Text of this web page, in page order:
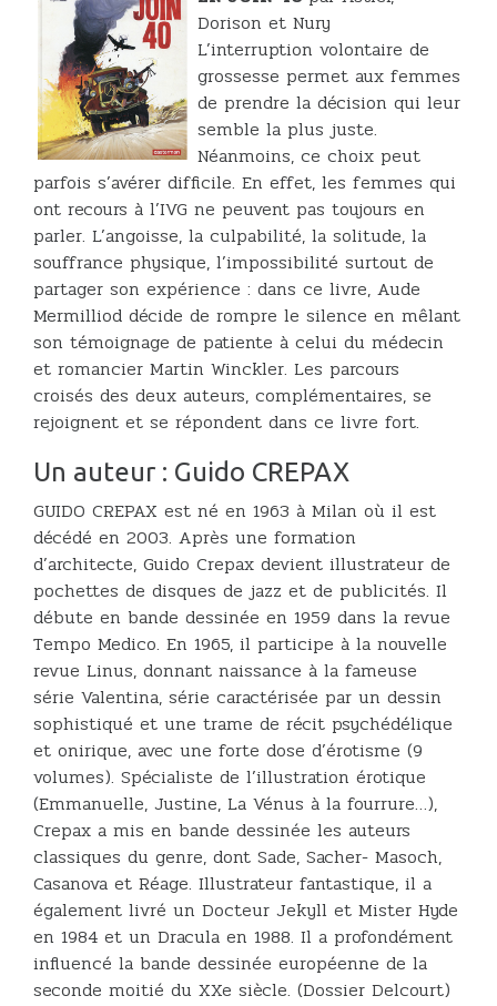
Dorison et Nury
L’interruption volontaire de
grossesse permet aux femmes
de prendre la décision qui leur
semble la plus juste.
Néanmoins, ce choix peut
parfois s’avérer difficile. En effet, les femmes qui
ont recours à l’IVG ne peuvent pas toujours en
parler. L’angoisse, la culpabilité, la solitude, la
souffrance physique, l’impossibilité surtout de
partager son expérience : dans ce livre, Aude
Mermilliod décide de rompre le silence en mêlant
son témoignage de patiente à celui du médecin
et romancier Martin Winckler. Les parcours
croisés des deux auteurs, complémentaires, se
rejoignent et se répondent dans ce livre fort.
Un auteur : Guido CREPAX
GUIDO CREPAX est né en 1963 à Milan où il est
décédé en 2003. Après une formation
d’architecte, Guido Crepax devient illustrateur de
pochettes de disques de jazz et de publicités. Il
débute en bande dessinée en 1959 dans la revue
Tempo Medico. En 1965, il participe à la nouvelle
revue Linus, donnant naissance à la fameuse
série Valentina, série caractérisée par un dessin
sophistiqué et une trame de récit psychédélique
et onirique, avec une forte dose d’érotisme (9
volumes). Spécialiste de l’illustration érotique
(Emmanuelle, Justine, La Vénus à la fourrure…),
Crepax a mis en bande dessinée les auteurs
classiques du genre, dont Sade, Sacher- Masoch,
Casanova et Réage. Illustrateur fantastique, il a
également livré un Docteur Jekyll et Mister Hyde
en 1984 et un Dracula en 1988. Il a profondément
influencé la bande dessinée européenne de la
seconde moitié du XXe siècle. (Dossier Delcourt)